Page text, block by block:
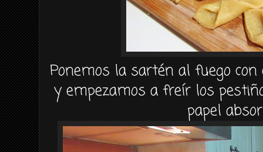
Ponemos la sartén al fuego
y empezamos a freír los
papel